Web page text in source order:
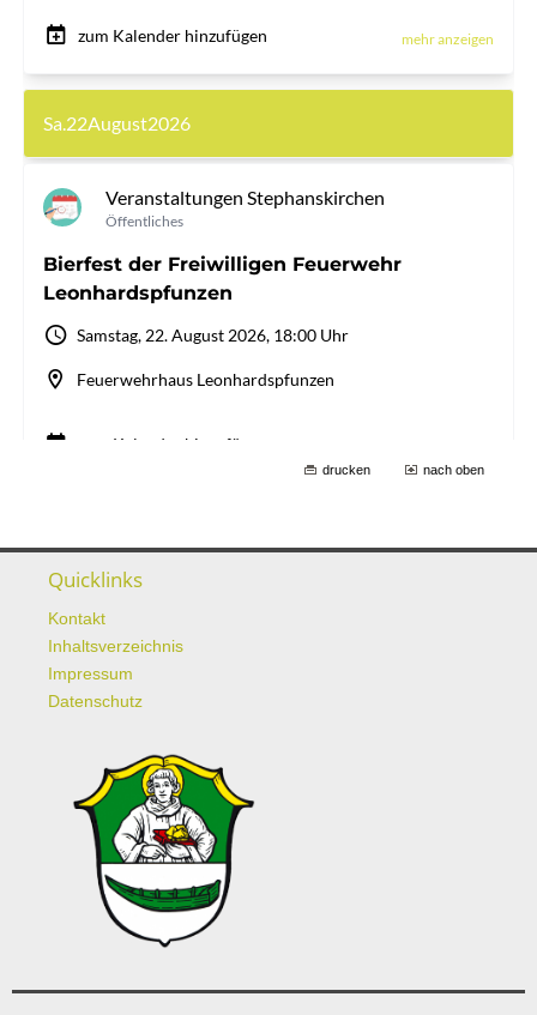
drucken nach oben
Quicklinks
Kontakt
Inhaltsverzeichnis
Impressum
Datenschutz